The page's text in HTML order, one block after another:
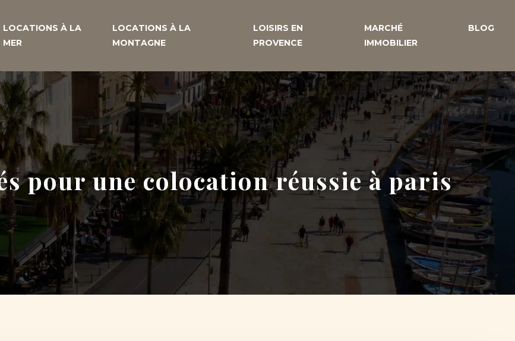
LOCATIONS À LA
MER
LOCATIONS À LA
MONTAGNE
LOISIRS EN
PROVENCE
MARCHÉ
IMMOBILIER
BLOG
pour une colocation réussie à paris